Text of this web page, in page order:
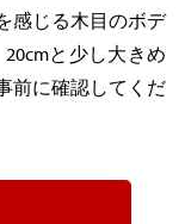
感じる木目のボデ
と少し大きめ
前に確認してくだ